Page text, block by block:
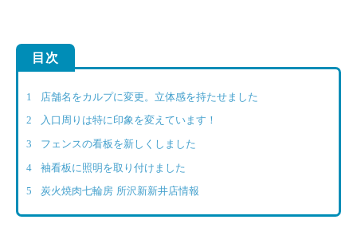
目次
1
店舗名をカルプに変更。立体感を持たせました
2
入口周りは特に印象を変えています！
3
フェンスの看板を新しくしました
4
袖看板に照明を取り付けました
5
炭火焼肉七輪房 所沢新新井店情報